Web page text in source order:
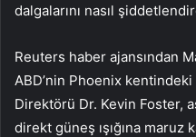
dalgalarını nasıl
Reuters haber ajansından
ABD’nin Phoenix
Direktörü Dr. Kevin Foster,
direkt güneş ışığına maruz